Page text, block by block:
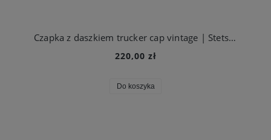
Czapka z daszkiem trucker cap vintage | Stetson
220,00 zł
Do koszyka